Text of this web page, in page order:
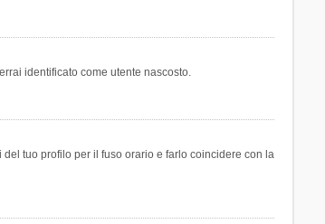
identificato come utente nascosto.
tuo profilo per il fuso orario e farlo coincidere con la